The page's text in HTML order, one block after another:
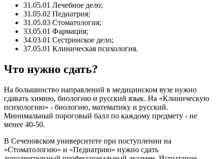
31.05.01 Лечебное дело;
31.05.02 Педиатрия;
31.05.03 Стоматология;
33.05.01 Фармация;
34.03.01 Сестринское дело;
37.05.01 Клиническая психология.
Что нужно сдать?
На большинство направлений в медицинском вузе нужно
сдавать химию, биологию и русский язык. На «Клиническую
психологию» - биологию, математику и русский.
Минимальный пороговый балл по каждому предмету - не
менее 40-50.
В Сеченовском университете при поступлении на
«Стоматологию» и «Педиатрию» нужно сдать